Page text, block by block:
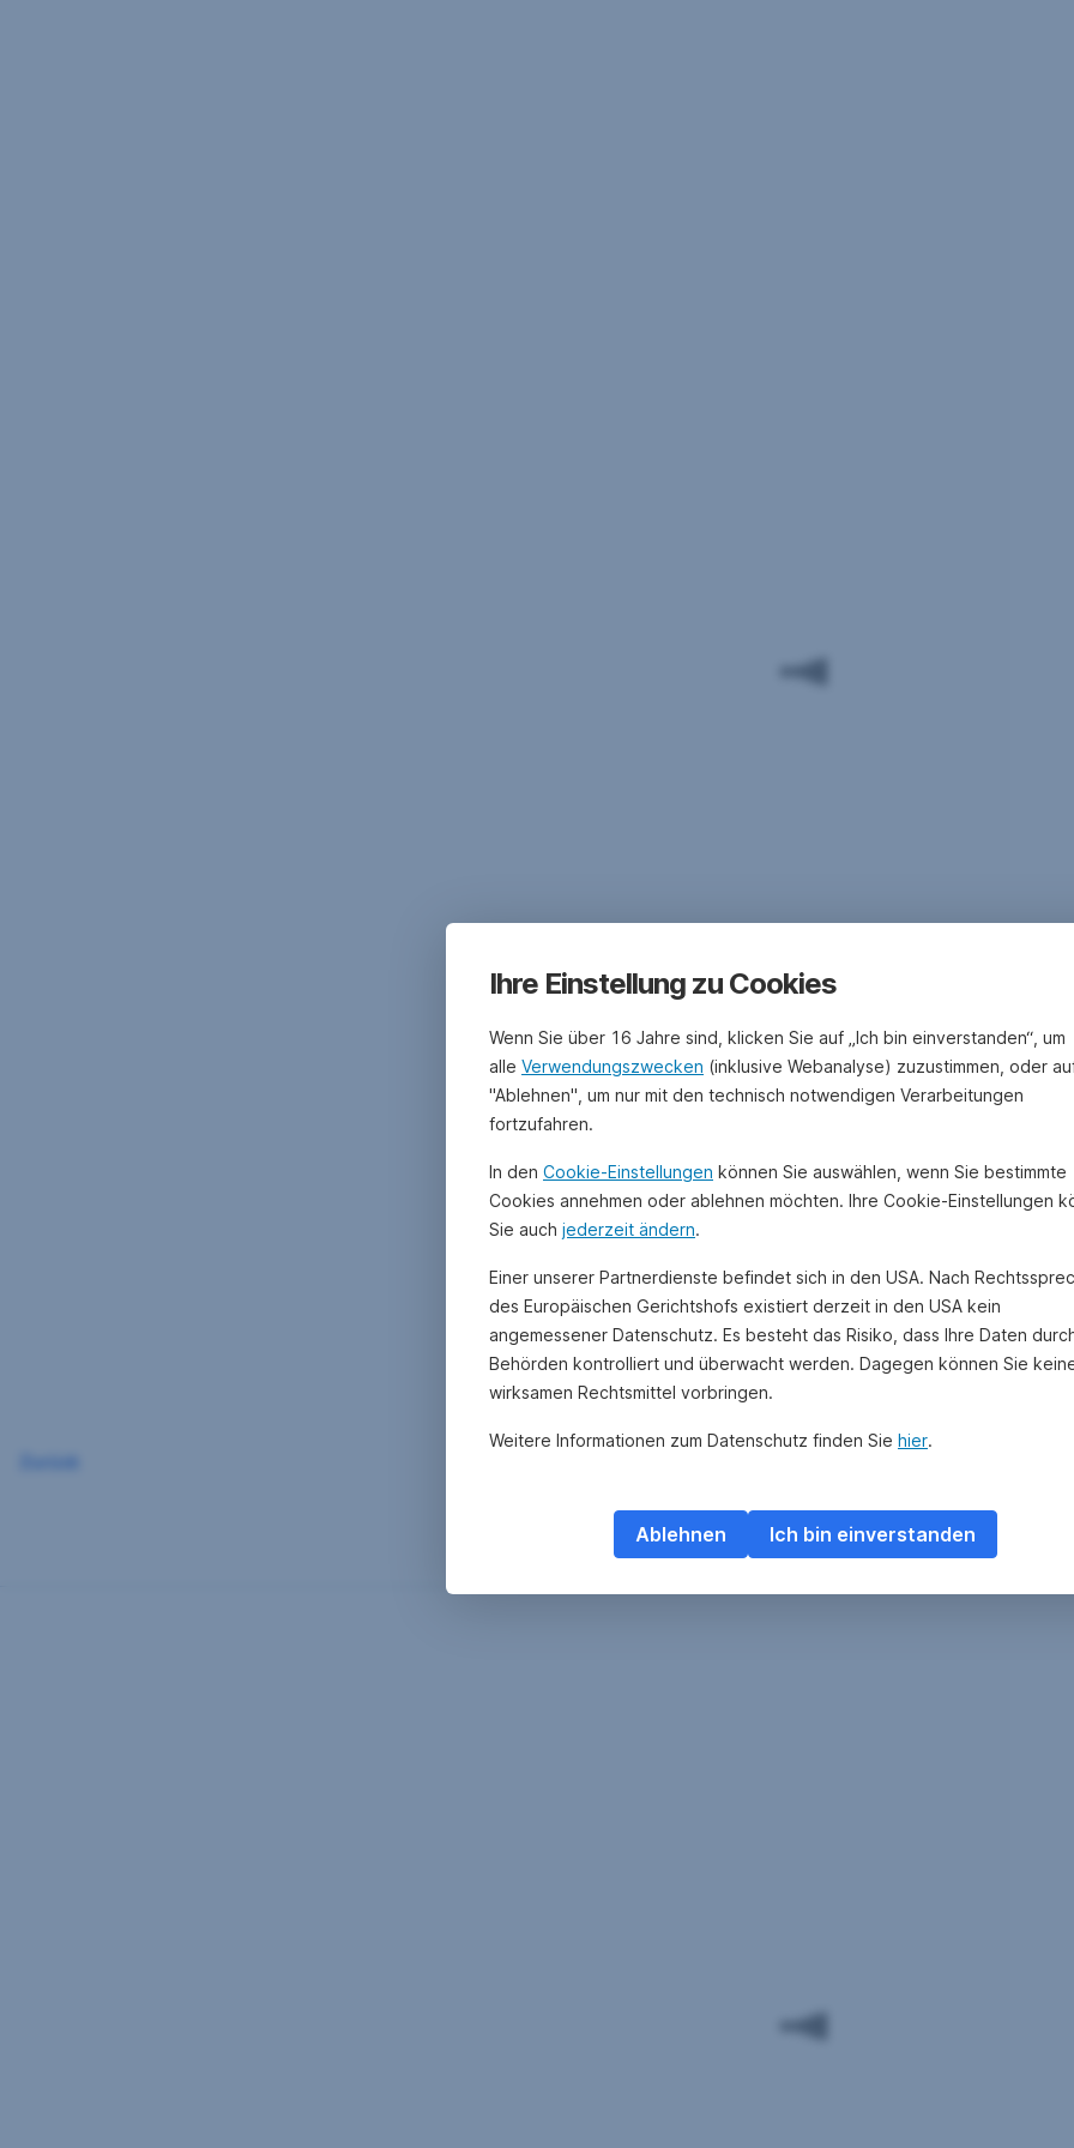
Ihre Einstellung zu Cookies
Wenn Sie über 16 Jahre sind, klicken Sie auf „Ich bin einverstanden“, um
alle Verwendungszwecken (inklusive Webanalyse) zuzustimmen, oder
"Ablehnen", um nur mit den technisch notwendigen Verarbeitungen
fortzufahren.
In den Cookie-Einstellungen können Sie auswählen, wenn Sie bestimmte
Cookies annehmen oder ablehnen möchten. Ihre Cookie-Einstellungen
Sie auch jederzeit ändern.
Einer unserer Partnerdienste befindet sich in den USA. Nach
des Europäischen Gerichtshofs existiert derzeit in den USA kein
angemessener Datenschutz. Es besteht das Risiko, dass Ihre Daten
Behörden kontrolliert und überwacht werden. Dagegen können Sie
wirksamen Rechtsmittel vorbringen.
Weitere Informationen zum Datenschutz finden Sie hier.
Ich bin einverstanden
Ablehnen